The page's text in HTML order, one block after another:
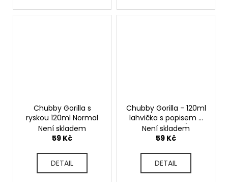
Chubby Gorilla s
ryskou 120ml Normal
Není skladem
59 Kč
DETAIL
Chubby Gorilla - 120ml
lahvička s popisem a
ryskou No.3 - Čirá
Není skladem
59 Kč
DETAIL